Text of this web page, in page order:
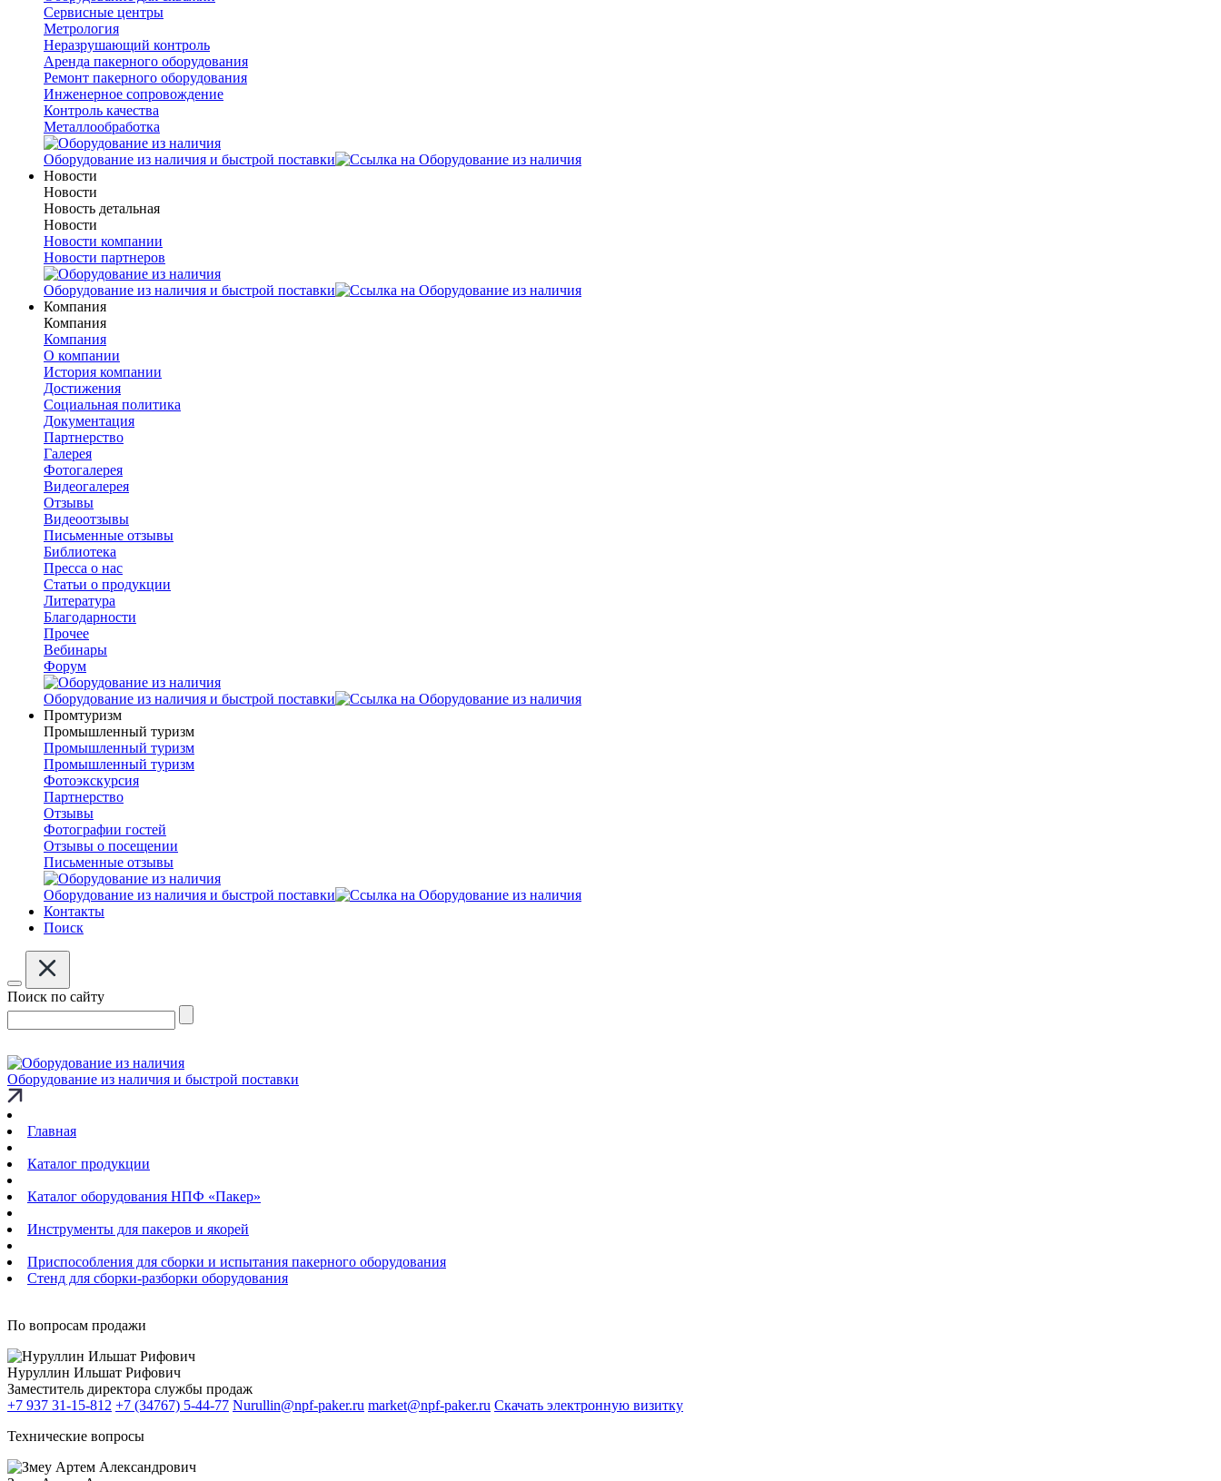
Сервисные центры
Метрология
Неразрушающий контроль
Аренда пакерного оборудования
Ремонт пакерного оборудования
Инженерное сопровождение
Контроль качества
Металлообработка
Оборудование из наличия и быстрой поставки
Новости
Новости
Новость детальная
Новости
Новости компании
Новости партнеров
Оборудование из наличия и быстрой поставки
Компания
Компания
Компания
О компании
История компании
Достижения
Социальная политика
Документация
Партнерство
Галерея
Фотогалерея
Видеогалерея
Отзывы
Видеоотзывы
Письменные отзывы
Библиотека
Пресса о нас
Статьи о продукции
Литература
Благодарности
Прочее
Вебинары
Форум
Оборудование из наличия и быстрой поставки
Промтуризм
Промышленный туризм
Промышленный туризм
Промышленный туризм
Фотоэкскурсия
Партнерство
Отзывы
Фотографии гостей
Отзывы о посещении
Письменные отзывы
Оборудование из наличия и быстрой поставки
Контакты
Поиск
Поиск по сайту
Оборудование из наличия и быстрой поставки
Главная
Каталог продукции
Каталог оборудования НПФ «Пакер»
Инструменты для пакеров и якорей
Приспособления для сборки и испытания пакерного оборудования
Стенд для сборки-разборки оборудования
По вопросам продажи
Нуруллин Ильшат Рифович
Заместитель директора службы продаж
+7 937 31-15-812 +7 (34767) 5-44-77 Nurullin@npf-paker.ru market@npf-paker.ru Скачать электронную визитку
Технические вопросы